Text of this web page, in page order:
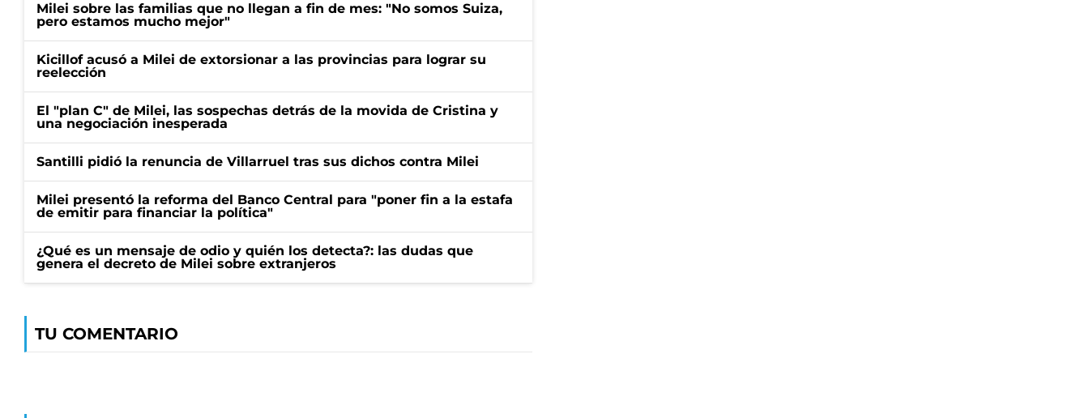
Milei sobre las familias que no llegan a fin de mes: "No somos Suiza,
pero estamos mucho mejor"
Kicillof acusó a Milei de extorsionar a las provincias para lograr su
reelección
El "plan C" de Milei, las sospechas detrás de la movida de Cristina y
una negociación inesperada
Santilli pidió la renuncia de Villarruel tras sus dichos contra Milei
Milei presentó la reforma del Banco Central para "poner fin a la estafa
de emitir para financiar la política"
¿Qué es un mensaje de odio y quién los detecta?: las dudas que
genera el decreto de Milei sobre extranjeros
TU COMENTARIO